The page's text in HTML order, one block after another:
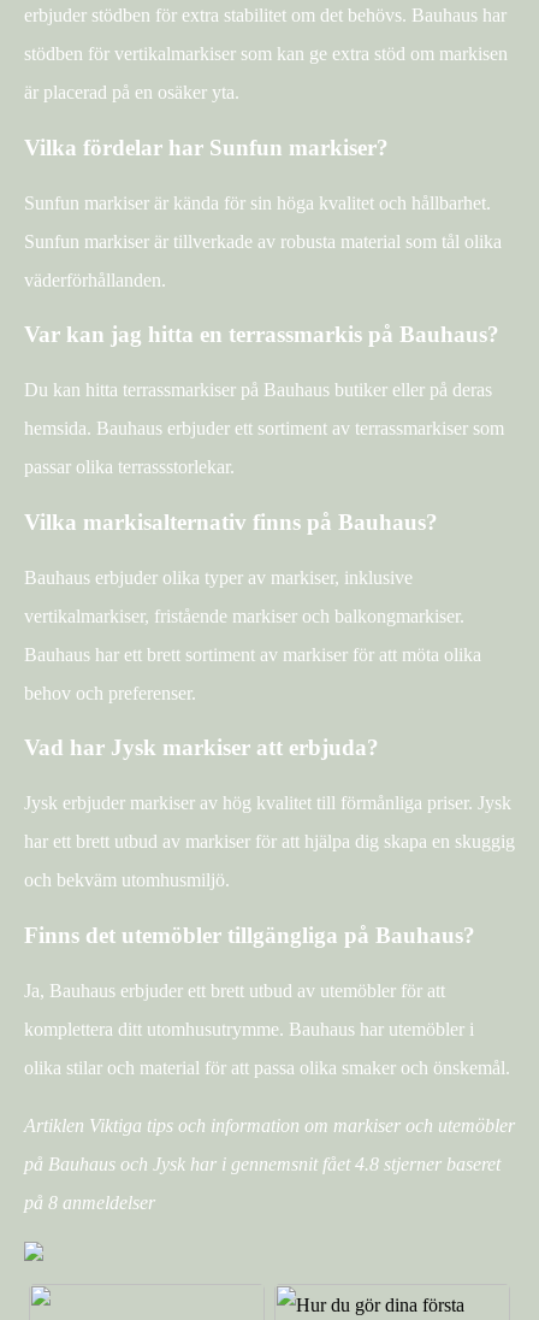
erbjuder stödben för extra stabilitet om det behövs. Bauhaus har
stödben för vertikalmarkiser som kan ge extra stöd om markisen
är placerad på en osäker yta.
Vilka fördelar har Sunfun markiser?
Sunfun markiser är kända för sin höga kvalitet och hållbarhet.
Sunfun markiser är tillverkade av robusta material som tål olika
väderförhållanden.
Var kan jag hitta en terrassmarkis på Bauhaus?
Du kan hitta terrassmarkiser på Bauhaus butiker eller på deras
hemsida. Bauhaus erbjuder ett sortiment av terrassmarkiser som
passar olika terrassstorlekar.
Vilka markisalternativ finns på Bauhaus?
Bauhaus erbjuder olika typer av markiser, inklusive
vertikalmarkiser, fristående markiser och balkongmarkiser.
Bauhaus har ett brett sortiment av markiser för att möta olika
behov och preferenser.
Vad har Jysk markiser att erbjuda?
Jysk erbjuder markiser av hög kvalitet till förmånliga priser. Jysk
har ett brett utbud av markiser för att hjälpa dig skapa en skuggig
och bekväm utomhusmiljö.
Finns det utemöbler tillgängliga på Bauhaus?
Ja, Bauhaus erbjuder ett brett utbud av utemöbler för att
komplettera ditt utomhusutrymme. Bauhaus har utemöbler i
olika stilar och material för att passa olika smaker och önskemål.
Artiklen Viktiga tips och information om markiser och utemöbler
på Bauhaus och Jysk har i gennemsnit fået4.8 stjerner baseret
på 8 anmeldelser